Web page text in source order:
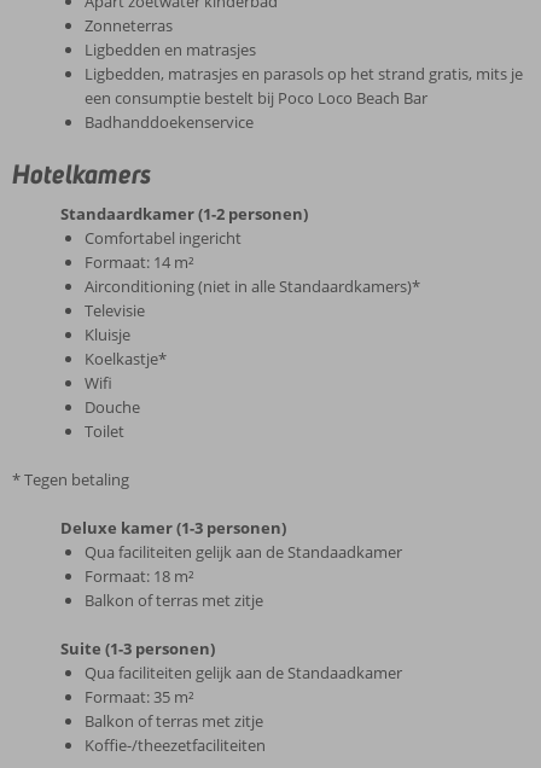
Zonneterras
Ligbedden en matrasjes
Ligbedden, matrasjes en parasols op het strand gratis, mits je
een consumptie bestelt bij Poco Loco Beach Bar
Badhanddoekenservice
Hotelkamers
Standaardkamer (1-2 personen)
Comfortabel ingericht
Formaat: 14 m²
Airconditioning (niet in alle Standaardkamers)*
Televisie
Kluisje
Koelkastje*
Wifi
Douche
Toilet
* Tegen betaling
Deluxe kamer (1-3 personen)
Qua faciliteiten gelijk aan de Standaadkamer
Formaat: 18 m²
Balkon of terras met zitje
Suite (1-3 personen)
Qua faciliteiten gelijk aan de Standaadkamer
Formaat: 35 m²
Balkon of terras met zitje
Koffie-/theezetfaciliteiten